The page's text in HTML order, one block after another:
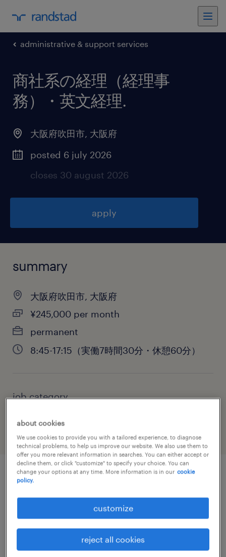
administrative & support services
商社系の経理（経理事
務）・英文経理.
大阪府吹田市, 大阪府
posted 6 july 2026
closes 30 august 2026
apply
summary
大阪府吹田市, 大阪府
¥245,000 per month
permanent
8:45-17:15（実働7時間30分・休憩60分）
job category
job details
職種
経理（経理事務）・英文経理
about cookies
We use cookies to provide you with a tailored experience, to diagnose
technical problems, to help us improve our website. We also use them to
offer you more relevant information in searches. You can either accept or
decline them, or click "customize" to specify your choice. You can
change your options at any time. More information is in our cookie
policy.
customize
reject all cookies